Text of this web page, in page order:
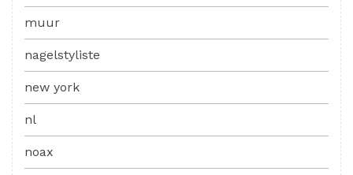
muur
nagelstyliste
new york
nl
noax